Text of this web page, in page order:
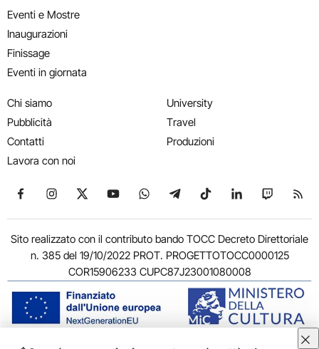
Eventi e Mostre
Inaugurazioni
Finissage
Eventi in giornata
Chi siamo
Pubblicità
Contatti
Lavora con noi
University
Travel
Produzioni
Seguici su Facebook
Seguici su Instagram
Seguici su X
Seguici su YouTube
Seguici su WhatsApp
Seguici su Telegram
Seguici su TikTok
Seguici su
Seguici
Sito realizzato con il contributo bando TOCC Decreto Direttoriale
n. 385 del 19/10/2022 PROT. PROGETTOTOCC0000125
COR15906233 CUPC87J23001080008